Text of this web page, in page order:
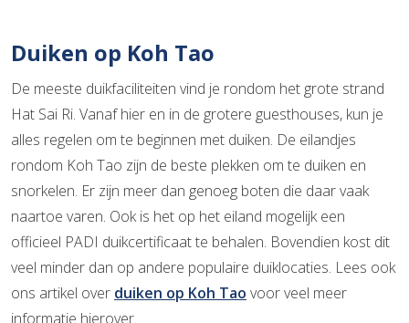
Duiken op Koh Tao
De meeste duikfaciliteiten vind je rondom het grote strand
Hat Sai Ri. Vanaf hier en in de grotere guesthouses, kun je
alles regelen om te beginnen met duiken. De eilandjes
rondom Koh Tao zijn de beste plekken om te duiken en
snorkelen. Er zijn meer dan genoeg boten die daar vaak
naartoe varen. Ook is het op het eiland mogelijk een
officieel PADI duikcertificaat te behalen. Bovendien kost dit
veel minder dan op andere populaire duiklocaties. Lees ook
ons artikel over duiken op Koh Tao voor veel meer
informatie hierover.